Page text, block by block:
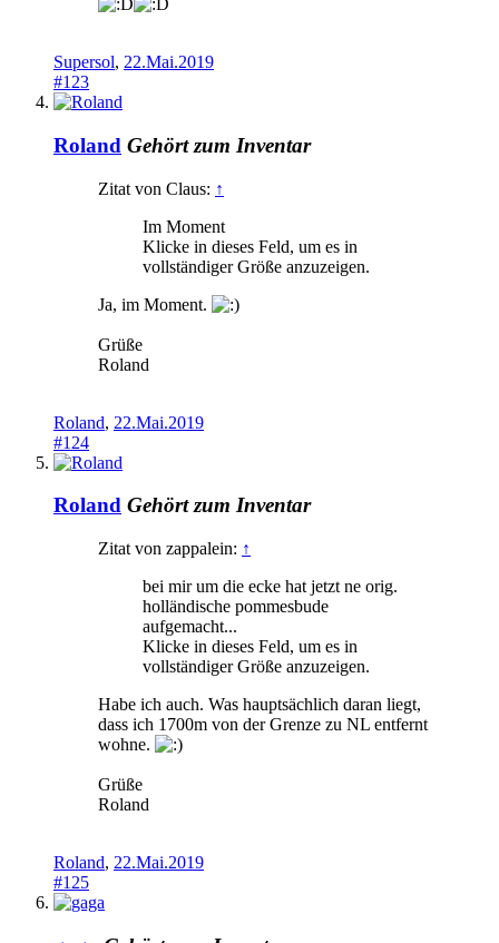
Supersol, 22.Mai.2019
#123
Roland Gehört zum Inventar
Zitat von Claus: ↑
Im Moment
Klicke in dieses Feld, um es in
vollständiger Größe anzuzeigen.
Ja, im Moment.
Grüße
Roland
Roland, 22.Mai.2019
#124
Roland Gehört zum Inventar
Zitat von zappalein: ↑
bei mir um die ecke hat jetzt ne orig.
holländische pommesbude
aufgemacht...
Klicke in dieses Feld, um es in
vollständiger Größe anzuzeigen.
Habe ich auch. Was hauptsächlich daran liegt,
dass ich 1700m von der Grenze zu NL entfernt
wohne.
Grüße
Roland
Roland, 22.Mai.2019
#125